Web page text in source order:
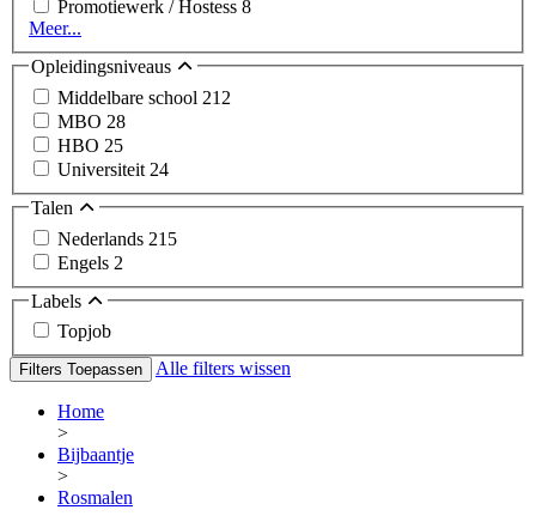
Promotiewerk / Hostess 8
Meer...
Opleidingsniveaus
Middelbare school 212
MBO 28
HBO 25
Universiteit 24
Talen
Nederlands 215
Engels 2
Labels
Topjob
Filters Toepassen Alle filters wissen
Home
>
Bijbaantje
>
Rosmalen